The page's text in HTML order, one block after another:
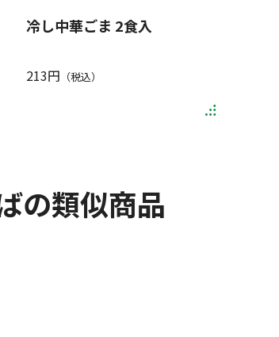
冷し中華ごま 2食入
213円 （税込）
の類似商品